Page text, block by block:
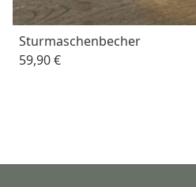
Sturmaschenbecher
59,90 €